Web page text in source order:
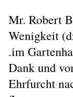
Mr. Robert
Wenigkeit
.im
Dank und
Ehrfurcht